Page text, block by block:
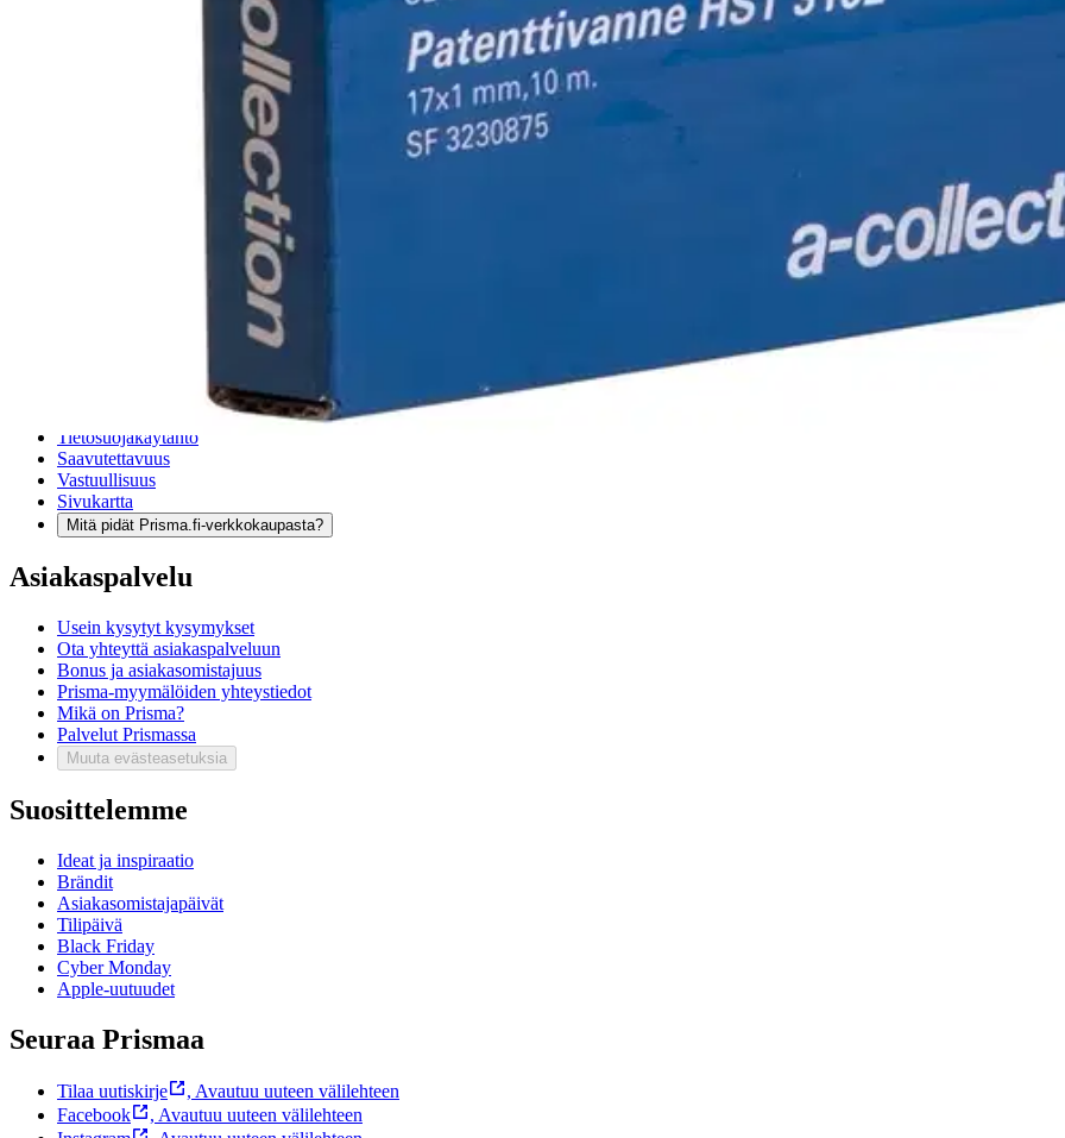
Nouto myymälästä ilman toimituskuluja.
Asiakasomistajalle Bonusta jopa 5 %.*
Tilaus- ja toimitusehdot
Tietosuojakäytäntö
Saavutettavuus
Vastuullisuus
Sivukartta
Mitä pidät Prisma.fi-verkkokaupasta?
Asiakaspalvelu
Usein kysytyt kysymykset
Ota yhteyttä asiakaspalveluun
Bonus ja asiakasomistajuus
Prisma-myymälöiden yhteystiedot
Mikä on Prisma?
Palvelut Prismassa
Muuta evästeasetuksia
Suosittelemme
Ideat ja inspiraatio
Brändit
Asiakasomistajapäivät
Tilipäivä
Black Friday
Cyber Monday
Apple-uutuudet
Seuraa Prismaa
Tilaa uutiskirje , Avautuu uuteen välilehteen
Facebook
, Avautuu uuteen välilehteen